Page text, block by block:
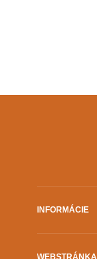
INFORMÁCIE
WEBSTRÁNKA